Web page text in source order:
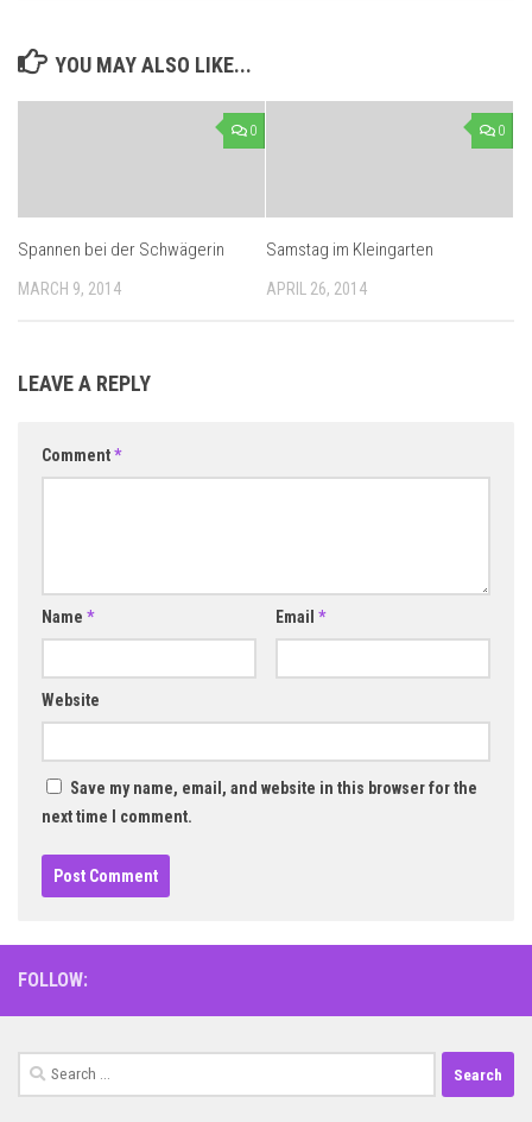
YOU MAY ALSO LIKE...
0
Spannen bei der Schwägerin
MARCH 9, 2014
0
Samstag im Kleingarten
APRIL 26, 2014
LEAVE A REPLY
Comment*
Name * Email *
Website
Save my name, email, and website in this browser for the
next time I comment.
FOLLOW:
Search
for: